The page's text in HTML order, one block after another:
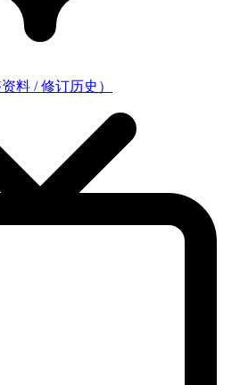
料 / 修订历史）